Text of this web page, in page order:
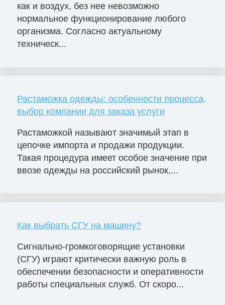
как и воздух, без нее невозможно
нормальное функционирование любого
организма. Согласно актуальному
техническ...
Растаможка одежды: особенности процесса,
выбор компании для заказа услуги
Растаможкой называют значимый этап в
цепочке импорта и продажи продукции.
Такая процедура имеет особое значение при
ввозе одежды на российский рынок,...
Как выбрать СГУ на машину?
Сигнально-громкоговорящие установки
(СГУ) играют критически важную роль в
обеспечении безопасности и оперативности
работы специальных служб. От скоро...